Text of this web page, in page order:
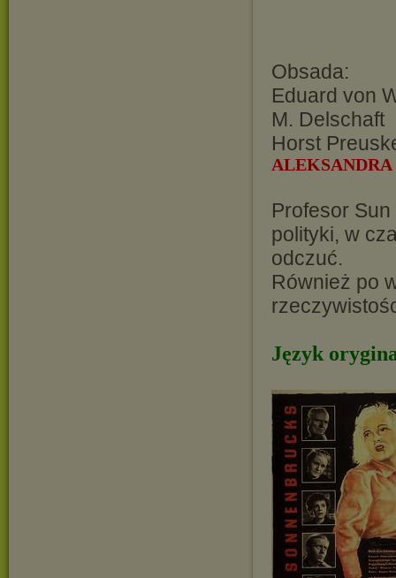
Obsada:
Eduard von
M. Delschaft
Horst
Profesor
polityki, w
odczuć.
Również po
Język